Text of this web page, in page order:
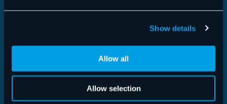
Show details
Allow all
Allow selection
Talent Pool von Hornetsecurity durchgeführt, um mir
passende Angebote unterbreiten zu können.
Datenschutz (Erforderlich)
wenn hier ein Haken gesetzt wurde, werden die
Bewerbungsunterlagen/ Bewerberdaten übermittelt.
Anti-Roboter-Verifizierung Hier klicken